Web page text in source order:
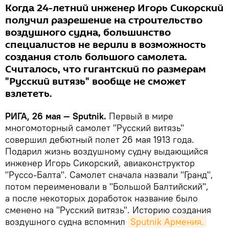
Когда 24-летний инженер Игорь Сикорский
получил разрешение на строительство
воздушного судна, большинство
специалистов не верили в возможность
создания столь большого самолета.
Считалось, что гигантский по размерам
"Русский витязь" вообще не сможет
взлететь.
РИГА, 26 мая — Sputnik. Первый в мире
многомоторный самолет "Русский витязь"
совершил дебютный полет 26 мая 1913 года.
Подарил жизнь воздушному судну выдающийся
инженер Игорь Сикорский, авиаконструктор
"Руссо-Балта". Самолет сначала назвали "Гранд",
потом переименовали в "Большой Балтийский",
а после некоторых доработок название было
сменено на "Русский витязь". Историю создания
воздушного судна вспомнил Sputnik Армения.